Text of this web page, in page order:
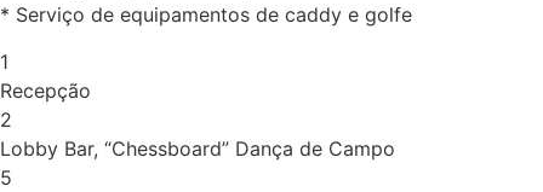
* Serviço de equipamentos de caddy e golfe
1
Recepção
2
Lobby Bar, “Chessboard” Dança de Campo
5